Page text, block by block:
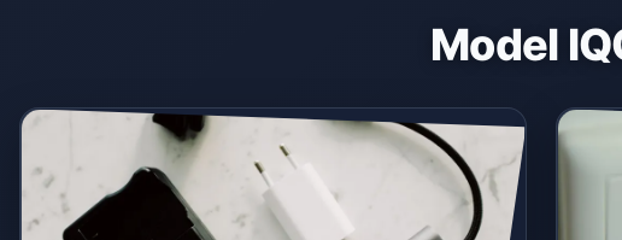
Model